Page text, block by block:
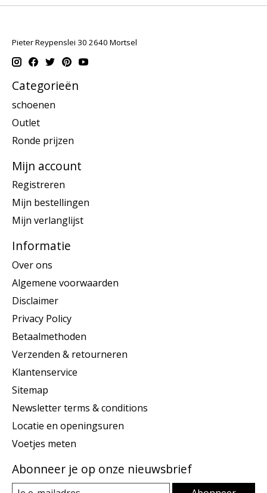
Pieter Reypenslei 30 2640 Mortsel
Categorieën
schoenen
Outlet
Ronde prijzen
Mijn account
Registreren
Mijn bestellingen
Mijn verlanglijst
Informatie
Over ons
Algemene voorwaarden
Disclaimer
Privacy Policy
Betaalmethoden
Verzenden & retourneren
Klantenservice
Sitemap
Newsletter terms & conditions
Locatie en openingsuren
Voetjes meten
Abonneer je op onze nieuwsbrief